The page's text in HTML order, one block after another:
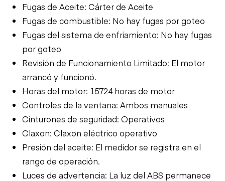
Fugas de Aceite: Cárter de Aceite
Fugas de combustible: No hay fugas por goteo
Fugas del sistema de enfriamiento: No hay fugas
por goteo
Revisión de Funcionamiento Limitado: El motor
arrancó y funcionó.
Horas del motor: 15724 horas de motor
Controles de la ventana: Ambos manuales
Cinturones de seguridad: Operativos
Claxon: Claxon eléctrico operativo
Presión del aceite: El medidor se registra en el
rango de operación.
Luces de advertencia: La luz del ABS permanece